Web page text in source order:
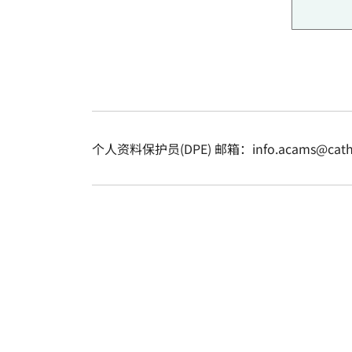
个人资料保护员(DPE) 邮箱：